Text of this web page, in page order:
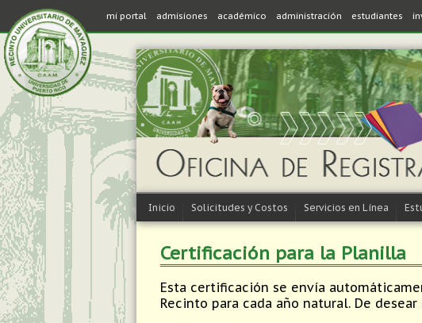
mi portal admisiones académico administración estudiantes
Inicio Solicitudes y Costos Servicios en Línea
Certificación para la Planilla
Esta certificación se envía
Recinto para cada año natural. De